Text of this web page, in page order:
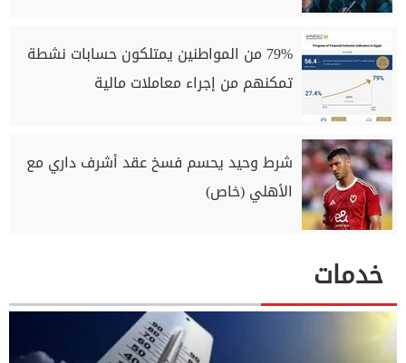
79% من المواطنين يمتلكون حسابات نشطة
تمكنهم من إجراء معاملات مالية
شرط وحيد يحسم فسخ عقد أشرف داري مع
الأهلي (خاص)
خدمات